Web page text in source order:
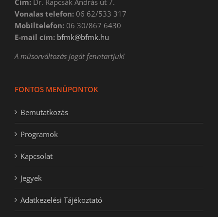
Cím: Dr. Rapcsák András út 7.
Vonalas telefon: 06 62/533 317
Mobiltelefon: 06 30/867 6430
E-mail cím: bfmk@bfmk.hu
A műsorváltozás jogát fenntartjuk!
FONTOS MENÜPONTOK
Bemutatkozás
Programok
Kapcsolat
Jegyek
Adatkezelési Tájékoztató